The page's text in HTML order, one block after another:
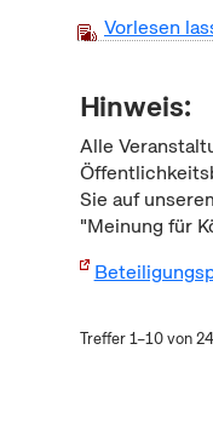
Vorlesen
Hinweis:
Alle
Sie auf
"Meinung für
Treffer 1–10 von 24